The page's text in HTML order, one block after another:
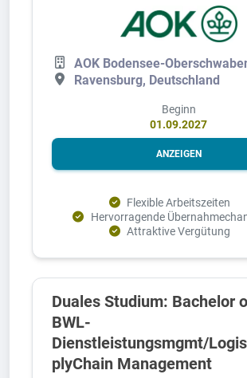
AOK Bodensee-
Ravensburg, Deutschland
Beginn
01.09.2027
ANZEIGEN
Flexible Arbeitszeiten
Hervorragende
Attraktive Vergütung
Duales Studium: Bachelor
BWL-
Dienstleistungsmgmt/
plyChain Management